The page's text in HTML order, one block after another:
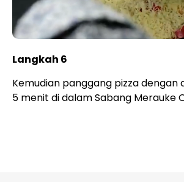
Langkah 6
Kemudian panggang pizza dengan
5 menit di dalam Sabang Merauke